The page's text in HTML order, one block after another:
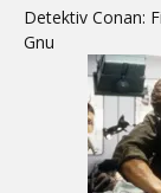
Detektiv Conan:
Gnu